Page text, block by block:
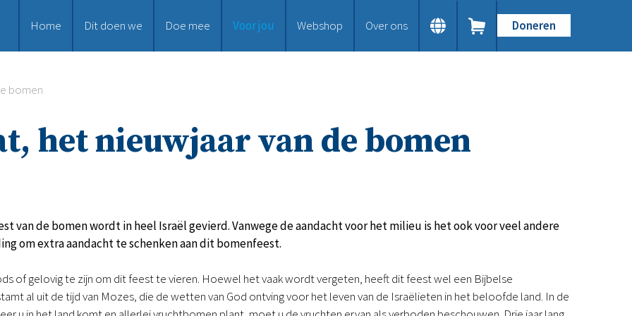
Home Dit doen we Doe mee Voor jou Webshop Over ons Doneren
bomen
het nieuwjaar van de bomen
van de bomen wordt in heel Israël gevierd. Vanwege de aandacht voor het milieu is het ook voor veel andere
om extra aandacht te schenken aan dit bomenfeest.
of gelovig te zijn om dit feest te vieren. Hoewel het vaak wordt vergeten, heeft dit feest wel een Bijbelse
al uit de tijd van Mozes, die de wetten van God ontving voor het leven van de Israëlieten in het beloofde land. In de
Samenwerken en toerusten
Humanitaire hulp
Doneer
Nodig ons uit
Voor jou
Kennisbank